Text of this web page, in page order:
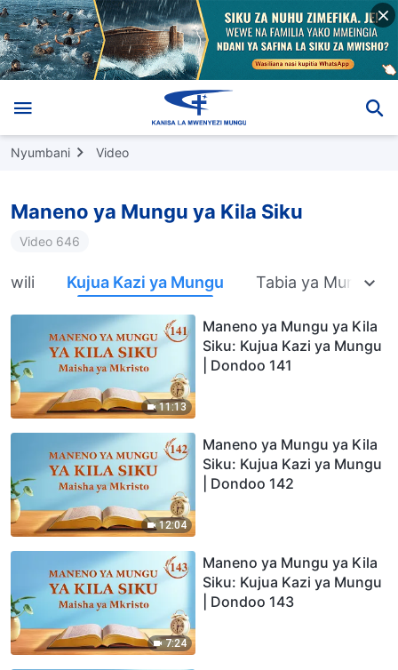
Nyumbani Video
Maneno ya Mungu ya Kila Siku
Video 646
Kujua Kazi ya Mungu Tabia ya Mungu
11:13
Maneno ya Mungu ya Kila
Siku: Kujua Kazi ya Mungu
| Dondoo 141
12:04
Maneno ya Mungu ya Kila
Siku: Kujua Kazi ya Mungu
| Dondoo 142
7:24
Maneno ya Mungu ya Kila
Siku: Kujua Kazi ya Mungu
| Dondoo 143